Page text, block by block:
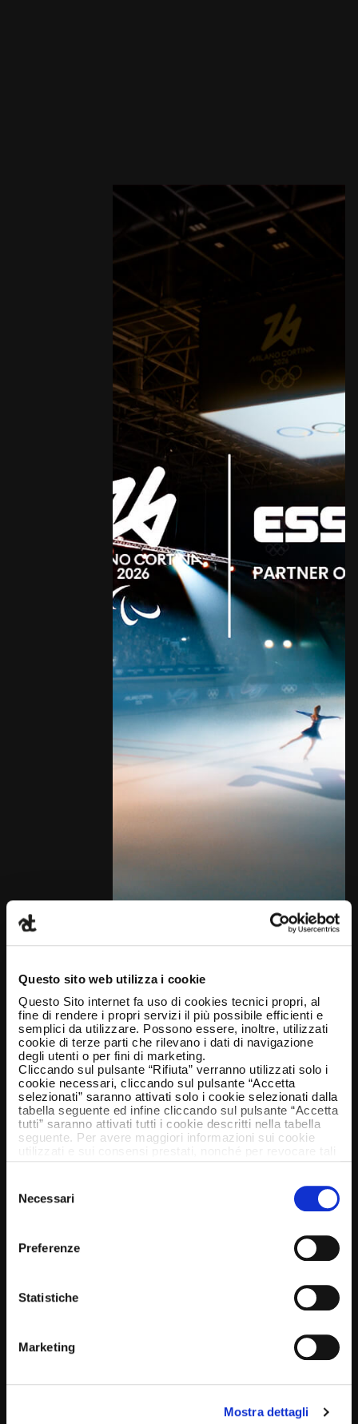
Questo sito web utilizza i cookie
Questo Sito internet fa uso di cookies tecnici propri, al
fine di rendere i propri servizi il più possibile efficienti e
semplici da utilizzare. Possono essere, inoltre, utilizzati
cookie di terze parti che rilevano i dati di navigazione
degli utenti o per fini di marketing.
Cliccando sul pulsante “Rifiuta” verranno utilizzati solo i
cookie necessari, cliccando sul pulsante “Accetta
selezionati” saranno attivati solo i cookie selezionati dalla
tabella seguente ed infine cliccando sul pulsante “Accetta
tutti” saranno attivati tutti i cookie descritti nella tabella
seguente. Per avere maggiori informazioni sui cookie
delNecessari
Preferenze
Statistiche
Marketing
Mostra dettagli